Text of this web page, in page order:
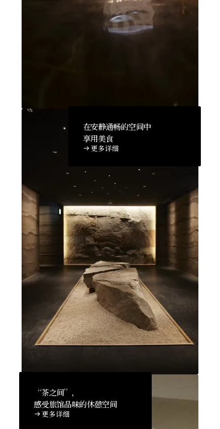
在安静通畅的空间中
享用美食
更多详细
“茶之间”，
感受旅馆品味的休憩空间
更多详细